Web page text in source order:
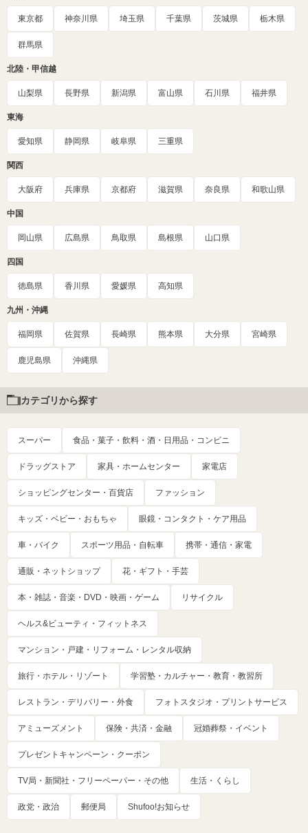
東京都 神奈川県 埼玉県 千葉県 茨城県 栃木県
群馬県
北陸・甲信越
山梨県 長野県 新潟県 富山県 石川県 福井県
東海
愛知県 静岡県 岐阜県 三重県
関西
大阪府 兵庫県 京都府 滋賀県 奈良県 和歌山県
中国
岡山県 広島県 鳥取県 島根県 山口県
四国
徳島県 香川県 愛媛県 高知県
九州・沖縄
福岡県 佐賀県 長崎県 熊本県 大分県 宮崎県
鹿児島県 沖縄県
カテゴリから探す
スーパー 食品・菓子・飲料・酒・日用品・コンビニ
ドラッグストア 家具・ホームセンター 家電店
ショッピングセンター・百貨店 ファッション
キッズ・ベビー・おもちゃ 眼鏡・コンタクト・ケア用品
車・バイク スポーツ用品・自転車 携帯・通信・家電
通販・ネットショップ 花・ギフト・手芸
本・雑誌・音楽・DVD・映画・ゲーム リサイクル
ヘルス&ビューティ・フィットネス
マンション・戸建・リフォーム・レンタル収納
旅行・ホテル・リゾート 学習塾・カルチャー・教育・教習所
レストラン・デリバリー・外食 フォトスタジオ・プリントサービス
アミューズメント 保険・共済・金融 冠婚葬祭・イベント
プレゼントキャンペーン・クーポン
TV局・新聞社・フリーペーパー・その他 生活・くらし
政党・政治 郵便局 Shufoo!お知らせ